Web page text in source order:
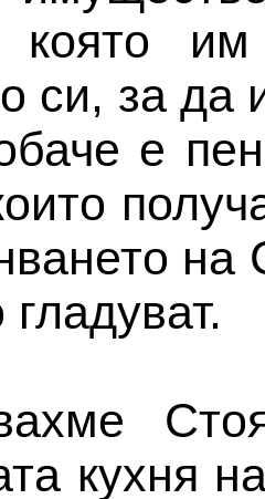
която
си, за да
е
на
кухня